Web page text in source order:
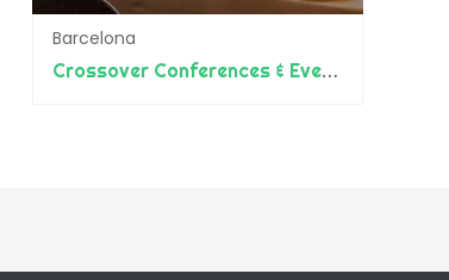
Barcelona
Crossover Conferences & Events